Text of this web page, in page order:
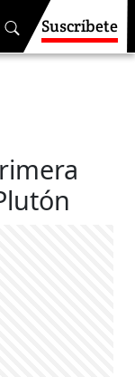
Suscríbete